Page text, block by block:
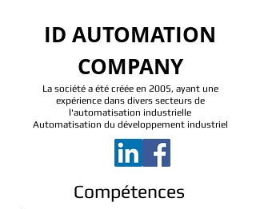
ID AUTOMATION
COMPANY
La société a été créée en 2005, ayant une
expérience dans divers secteurs de
l'automatisation industrielle
Automatisation du développement industriel
Compétences